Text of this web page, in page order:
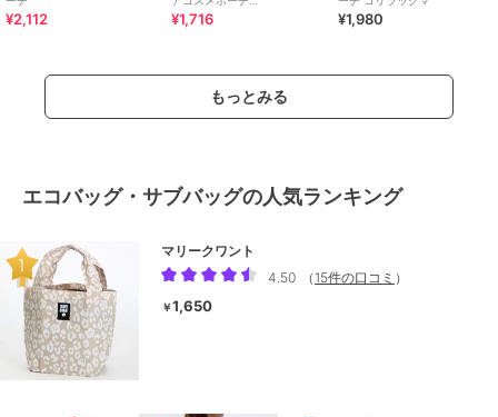
¥2,112
strawberry&tulip
¥1,716 ¥1,980
もっとみる
エコバッグ・サブバッグの人気ランキング
マリークワント
4.50
（ 15件の口コミ ）
￥1,650